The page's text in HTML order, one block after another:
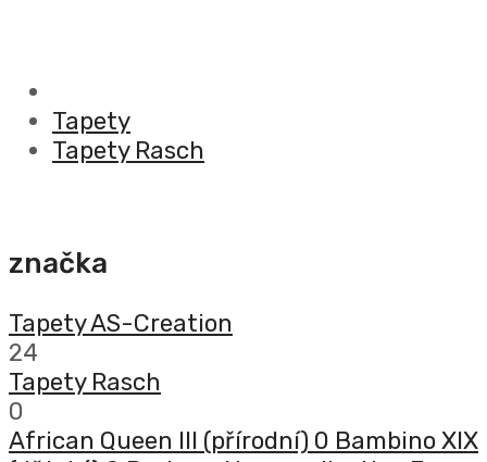
Tapety
Tapety Rasch
značka
Tapety AS-Creation
24
Tapety Rasch
0
African Queen III (přírodní) 0 Bambino XIX